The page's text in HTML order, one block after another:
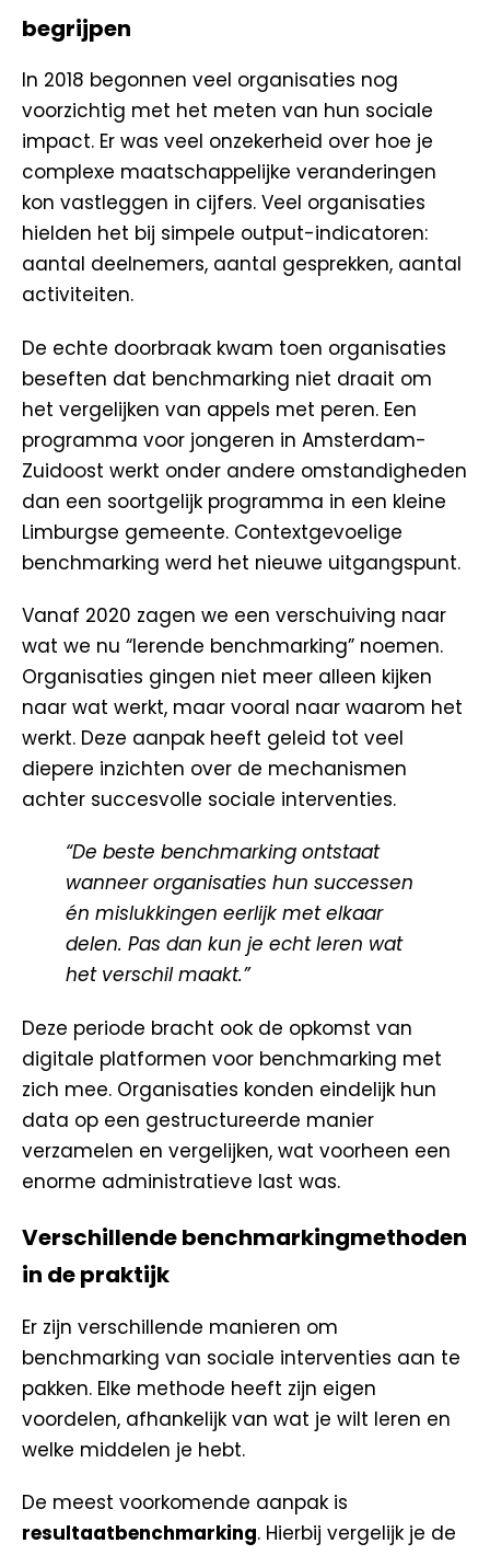
begrijpen
In 2018 begonnen veel organisaties nog
voorzichtig met het meten van hun sociale
impact. Er was veel onzekerheid over hoe je
complexe maatschappelijke veranderingen
kon vastleggen in cijfers. Veel organisaties
hielden het bij simpele output-indicatoren:
aantal deelnemers, aantal gesprekken, aantal
activiteiten.
De echte doorbraak kwam toen organisaties
beseften dat benchmarking niet draait om
het vergelijken van appels met peren. Een
programma voor jongeren in Amsterdam-
Zuidoost werkt onder andere omstandigheden
dan een soortgelijk programma in een kleine
Limburgse gemeente. Contextgevoelige
benchmarking werd het nieuwe uitgangspunt.
Vanaf 2020 zagen we een verschuiving naar
wat we nu “lerende benchmarking” noemen.
Organisaties gingen niet meer alleen kijken
naar wat werkt, maar vooral naar waarom het
werkt. Deze aanpak heeft geleid tot veel
diepere inzichten over de mechanismen
achter succesvolle sociale interventies.
“De beste benchmarking ontstaat
wanneer organisaties hun successen
én mislukkingen eerlijk met elkaar
delen. Pas dan kun je echt leren wat
het verschil maakt.”
Deze periode bracht ook de opkomst van
digitale platformen voor benchmarking met
zich mee. Organisaties konden eindelijk hun
data op een gestructureerde manier
verzamelen en vergelijken, wat voorheen een
enorme administratieve last was.
Verschillende benchmarkingmethoden
in de praktijk
Er zijn verschillende manieren om
benchmarking van sociale interventies aan te
pakken. Elke methode heeft zijn eigen
voordelen, afhankelijk van wat je wilt leren en
welke middelen je hebt.
De meest voorkomende aanpak is
resultaatbenchmarking. Hierbij vergelijk je de